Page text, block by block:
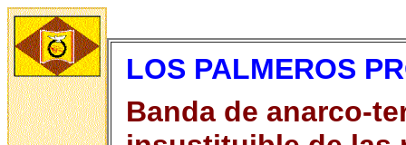
LOS PALMEROS
Banda de anarco-